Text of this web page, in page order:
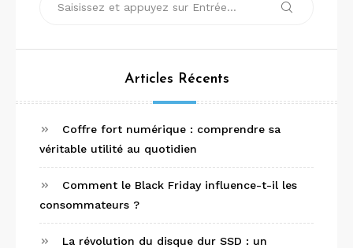
Articles Récents
Coffre fort numérique : comprendre sa
véritable utilité au quotidien
Comment le Black Friday influence-t-il les
consommateurs ?
La révolution du disque dur SSD : un